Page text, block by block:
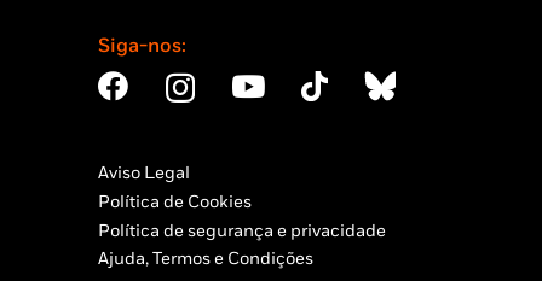
Siga-nos:
Aviso Legal
Política de Cookies
Política de segurança e privacidade
Ajuda, Termos e Condições